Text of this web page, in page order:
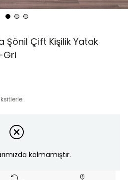
Şönil Çift Kişilik Yatak
Gri
kalmamıştır.